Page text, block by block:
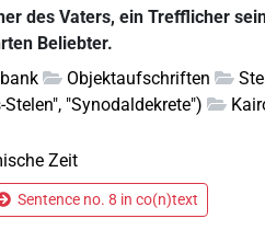
des Vaters, ein Trefflicher
Beliebter.
Objektaufschriften
"Synodaldekrete")
Zeit
Sentence no. 8 in co(n)text